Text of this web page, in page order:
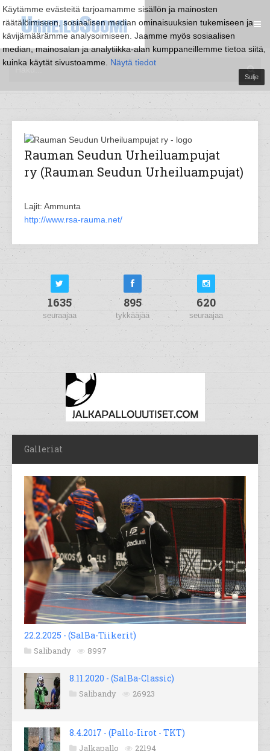
Käytämme evästeitä tarjoamamme sisällön ja mainosten
räätälöimiseen, sosiaalisen median ominaisuuksien tukemiseen ja
kävijämäärämme analysoimiseen. Jaamme myös sosiaalisen
median, mainosalan ja analytiikka-alan kumppaneillemme tietoa siitä,
kuinka käytät sivustoamme. Näytä tiedot
Sulje
Rauman Seudun Urheiluampujat
ry (Rauman Seudun Urheiluampujat)
Lajit: Ammunta
http://www.rsa-rauma.net/
1635
seuraajaa
895
tykkääjää
620
seuraajaa
Galleriat
22.2.2025 - (SalBa-Tiikerit)
Salibandy 8997
8.11.2020 - (SalBa-Classic)
Salibandy 26923
8.4.2017 - (Pallo-Iirot - TKT)
Jalkapallo 22194